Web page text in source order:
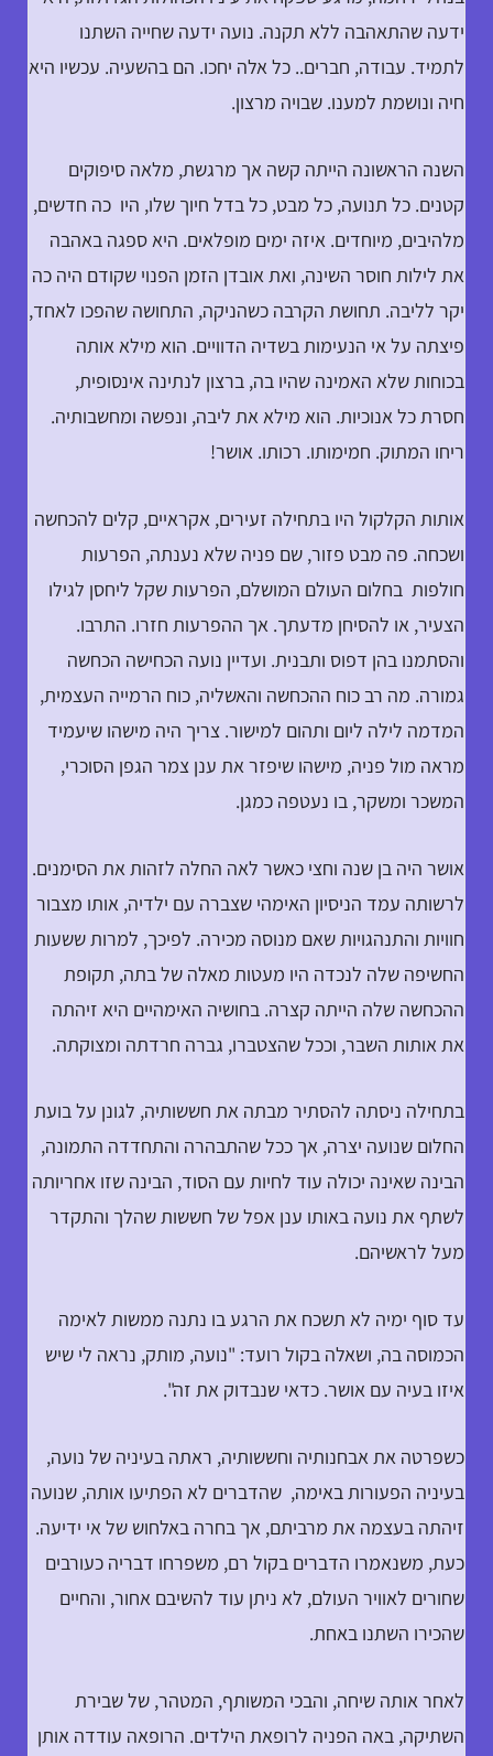
ידעה שהתאהבה ללא תקנה. נועה ידעה שחייה השתנו
לתמיד. עבודה, חברים.. כל אלה יחכו. הם בהשעיה. עכשיו היא
חיה ונושמת למענו. שבויה מרצון.
השנה הראשונה הייתה קשה אך מרגשת, מלאה סיפוקים
קטנים. כל תנועה, כל מבט, כל בדל חיוך שלו, היו כה חדשים,
מלהיבים, מיוחדים. איזה ימים מופלאים. היא ספגה באהבה
את לילות חוסר השינה, ואת אובדן הזמן הפנוי שקודם היה כה
יקר לליבה. תחושת הקרבה כשהניקה, התחושה שהפכו לאחד,
פיצתה על אי הנעימות בשדיה הדוויים. הוא מילא אותה
בכוחות שלא האמינה שהיו בה, ברצון לנתינה אינסופית,
חסרת כל אנוכיות. הוא מילא את ליבה, ונפשה ומחשבותיה.
ריחו המתוק. חמימותו. רכותו. אושר!
אותות הקלקול היו בתחילה זעירים, אקראיים, קלים להכחשה
ושכחה. פה מבט פזור, שם פניה שלא נענתה, הפרעות
חולפות בחלום העולם המושלם, הפרעות שקל ליחסן לגילו
הצעיר, או להסיחן מדעתך. אך ההפרעות חזרו. התרבו.
והסתמנו בהן דפוס ותבנית. ועדיין נועה הכחישה הכחשה
גמורה. מה רב כוח ההכחשה והאשליה, כוח הרמייה העצמית,
המדמה לילה ליום ותהום למישור. צריך היה מישהו שיעמיד
מראה מול פניה, מישהו שיפזר את ענן צמר הגפן הסוכרי,
המשכר ומשקר, בו נעטפה כמגן.
אושר היה בן שנה וחצי כאשר לאה החלה לזהות את הסימנים.
לרשותה עמד הניסיון האימהי שצברה עם ילדיה, אותו מצבור
חוויות והתנהגויות שאם מנוסה מכירה. לפיכך, למרות ששעות
החשיפה שלה לנכדה היו מעטות מאלה של בתה, תקופת
ההכחשה שלה הייתה קצרה. בחושיה האימהיים היא זיהתה
את אותות השבר, וככל שהצטברו, גברה חרדתה ומצוקתה.
בתחילה ניסתה להסתיר מבתה את חששותיה, לגונן על בועת
החלום שנועה יצרה, אך ככל שהתבהרה והתחדדה התמונה,
הבינה שאינה יכולה עוד לחיות עם הסוד, הבינה שזו אחריותה
לשתף את נועה באותו ענן אפל של חששות שהלך והתקדר
מעל לראשיהם.
עד סוף ימיה לא תשכח את הרגע בו נתנה ממשות לאימה
הכמוסה בה, ושאלה בקול רועד: "נועה, מותק, נראה לי שיש
איזו בעיה עם אושר. כדאי שנבדוק את זה".
כשפרטה את אבחנותיה וחששותיה, ראתה בעיניה של נועה,
בעיניה הפעורות באימה, שהדברים לא הפתיעו אותה, שנועה
זיהתה בעצמה את מרביתם, אך בחרה באלחוש של אי ידיעה.
כעת, משנאמרו הדברים בקול רם, משפרחו דבריה כעורבים
שחורים לאוויר העולם, לא ניתן עוד להשיבם אחור, והחיים
שהכירו השתנו באחת.
לאחר אותה שיחה, והבכי המשותף, המטהר, של שבירת
השתיקה, באה הפניה לרופאת הילדים. הרופאה עודדה אותן